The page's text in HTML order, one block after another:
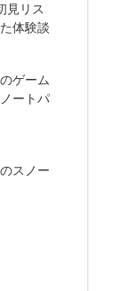
見リス
体験談
ゲーム
ートパ
スノー